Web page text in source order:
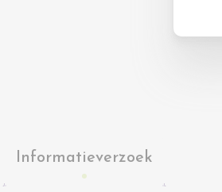
Informatieverzoek